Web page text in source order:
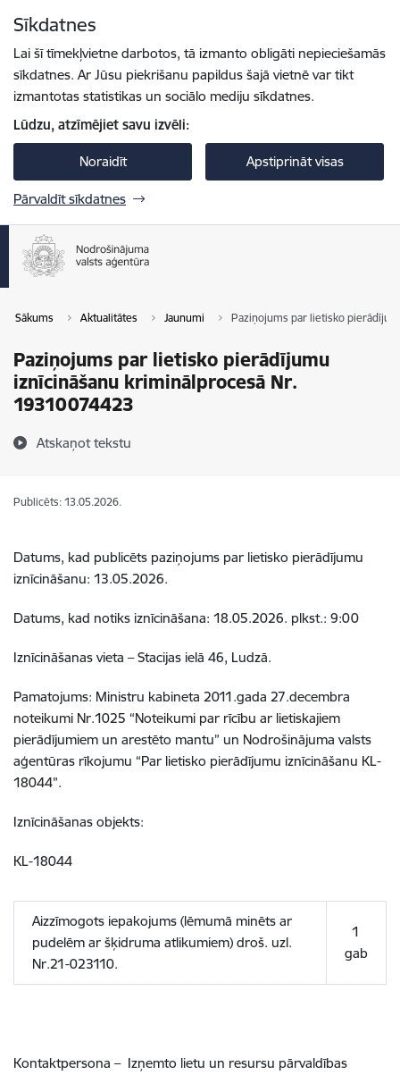
Sīkdatnes
Lai šī tīmekļvietne darbotos, tā izmanto obligāti nepieciešamās
sīkdatnes. Ar Jūsu piekrišanu papildus šajā vietnē var tikt
izmantotas statistikas un sociālo mediju sīkdatnes.
Lūdzu, atzīmējiet savu izvēli:
Noraidīt Apstiprināt visas
Pārvaldīt sīkdatnes
Sākums Aktualitātes Jaunumi Paziņojums par lietisko
Paziņojums par lietisko pierādījumu
iznīcināšanu kriminālprocesā Nr.
19310074423
Atskaņot tekstu
Publicēts: 13.05.2026.
Datums, kad publicēts paziņojums par lietisko pierādījumu
iznīcināšanu: 13.05.2026.
Datums, kad notiks iznīcināšana: 18.05.2026. plkst.: 9:00
Iznīcināšanas vieta –Stacijas ielā 46, Ludzā.
Pamatojums: Ministru kabineta 2011.gada 27.decembra
noteikumi Nr.1025 “Noteikumi par rīcību ar lietiskajiem
pierādījumiem un arestēto mantu” un Nodrošinājuma valsts
aģentūras rīkojumu “Par lietisko pierādījumu iznīcināšanu KL-
18044”.
Iznīcināšanas objekts:
KL-18044
Aizzīmogots iepakojums (lēmumā minēts ar
pudelēm ar šķidruma atlikumiem) droš. uzl.
Nr.21-023110.
1
gab
Kontaktpersona – Izņemto lietu un resursu pārvaldības